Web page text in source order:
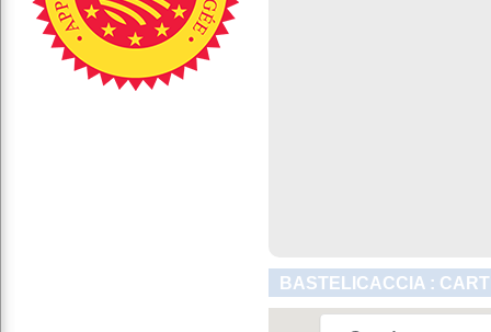
BASTELICACCIA :